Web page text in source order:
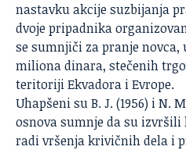
nastavku akcije suzbijanja
dvoje pripadnika
se sumnjiči za pranje novca,
miliona dinara, stečenih
teritoriji Ekvadora i Evrope.
Uhapšeni su B. J. (1956) i N.
osnova sumnje da su
radi vršenja krivičnih dela i